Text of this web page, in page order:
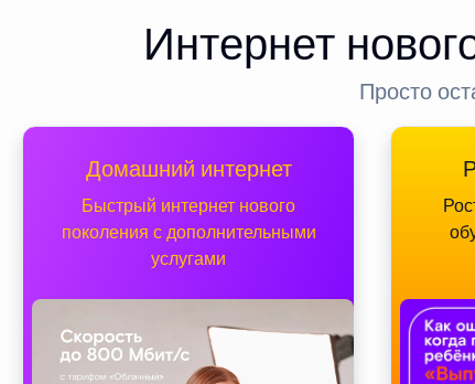
Интернет
Просто
Домашний интернет
Быстрый интернет нового
поколения с дополнительными
услугами